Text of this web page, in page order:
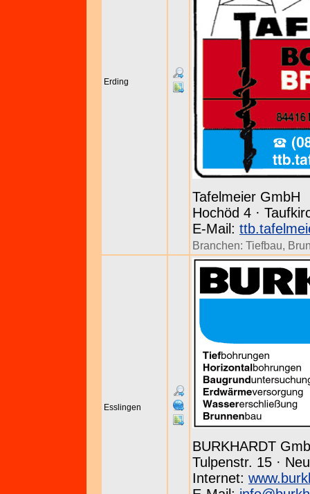
Erding
Tafelmeier GmbH
Hochöd 4 ·
E-Mail:
Branchen: Tiefbau,
Esslingen
BURKHARDT
Tulpenstr. 15 ·
Internet: